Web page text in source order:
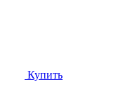
Купить